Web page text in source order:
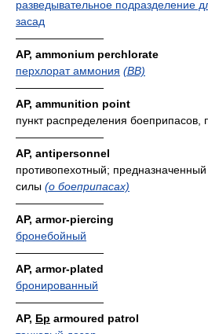
разведывательное подразделение
засад
————————
AP, ammonium perchlorate
перхлорат аммония (ВВ)
————————
AP, ammunition point
пункт распределения боеприпасов,
————————
AP, antipersonnel
противопехотный;
силы (о боеприпасах)
————————
AP, armor-piercing
бронебойный
————————
AP, armor-plated
бронированный
————————
AP, Бр armoured patrol